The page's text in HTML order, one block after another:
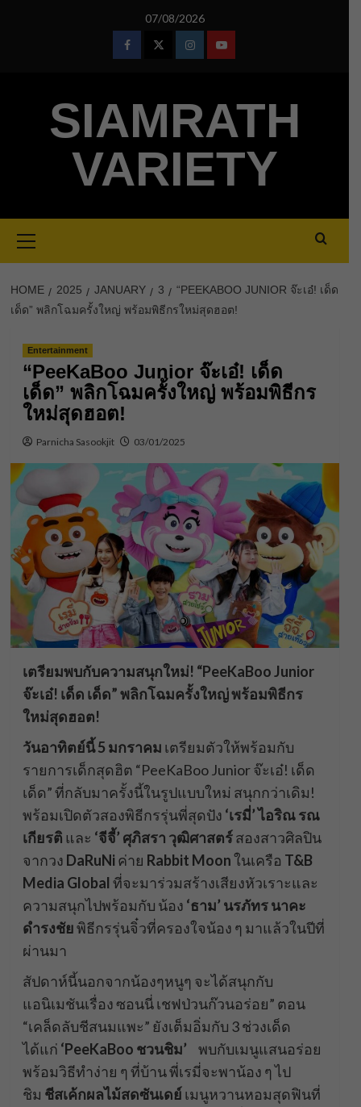
07/08/2026
FacebookTwitterInstagramYoutube
SIAMRATH
VARIETY
Menu
HOME 2025 JANUARY 3
“PEEKABOO JUNIOR จ๊ะเอ๋! เด็ด
เด็ด” พลิกโฉมครั้งใหญ่ พร้อมพิธีกรใหม่สุดฮอต!
Entertainment
“PeeKaBoo Junior จ๊ะเอ๋! เด็ด
เด็ด” พลิกโฉมครั้งใหญ่ พร้อมพิธีกร
ใหม่สุดฮอต!
Parnicha Sasookjit 03/01/2025
เตรียมพบกับความสนุกใหม่! “PeeKaBoo Junior
จ๊ะเอ๋! เด็ด เด็ด”พลิกโฉมครั้งใหญ่ พร้อมพิธีกร
ใหม่สุดฮอต!
วันอาทิตย์นี้ 5 มกราคม เตรียมตัวให้พร้อมกับ
รายการเด็กสุดฮิต “PeeKaBoo Junior จ๊ะเอ๋! เด็ด
เด็ด” ที่กลับมาครั้งนี้ในรูปแบบใหม่ สนุกกว่าเดิม!
พร้อมเปิดตัวสองพิธีกรรุ่นพี่สุดปัง ‘เรมี่’ ไอริณ รณ
เกียรติ และ ‘จีจี้’ ศุภิสรา วุฒิศาสตร์สองสาวศิลปิน
จากวง DaRuNiค่าย Rabbit Moonในเครือ T&B
Media Globalที่จะมาร่วมสร้างเสียงหัวเราะและ
ความสนุกไปพร้อมกับ น้อง ‘ธาม’ นรภัทร นาคะ
ดำรงชัยพิธีกรรุ่นจิ๋วที่ครองใจน้อง ๆ มาแล้วในปีที่
ผ่านมา
สัปดาห์นี้นอกจากน้องๆหนูๆ จะได้สนุกกับ
แอนิเมชันเรื่อง ซอนนี่ เชฟป่วนก๊วนอร่อย” ตอน
“เคล็ดลับชีสนมแพะ” ยังเต็มอิ่มกับ 3 ช่วงเด็ด
ได้แก่ ‘PeeKaBoo ชวนชิม’ พบกับเมนูแสนอร่อย
พร้อมวิธีทำง่าย ๆ ที่บ้าน พี่เรมี่จะพาน้อง ๆ ไป
ชิม ชีสเค้กผลไม้สดซันเดย์ เมนูหวานหอมสุดฟินที่